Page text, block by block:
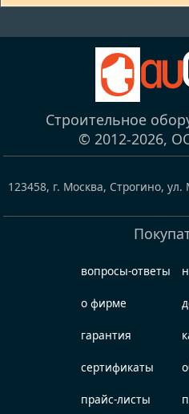
Строительное
© 2012-2026,
123458, г. Москва, Строгино, ул.
вопросы-ответы
о фирме
гарантия
сертификаты
прайс-листы